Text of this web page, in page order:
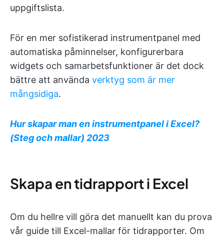
uppgiftslista.
För en mer sofistikerad instrumentpanel med
automatiska påminnelser, konfigurerbara
widgets och samarbetsfunktioner är det dock
bättre att använda verktyg som är mer
mångsidiga.
Hur skapar man en instrumentpanel i Excel?
(Steg och mallar) 2023
Skapa en tidrapport i Excel
Om du hellre vill göra det manuellt kan du prova
vår guide till Excel-mallar för tidrapporter. Om